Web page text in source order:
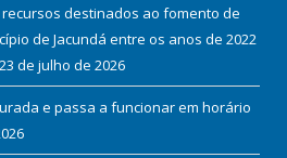
destinados ao fomento de
de Jacundá entre os anos de 2022
23 de julho de 2026
e passa a funcionar em horário